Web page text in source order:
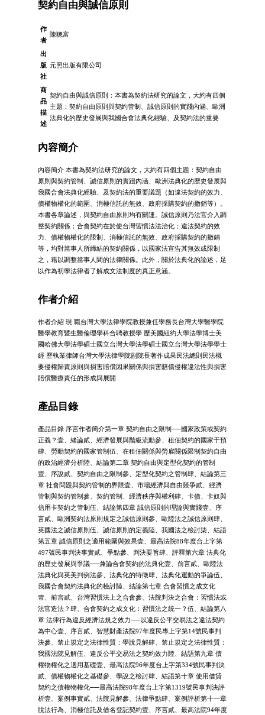
契約自由與誠信原則
作
者
陳聰富
出
版
社
元照出版有限公司
商
品
描
述
契約自由與誠信原則：本書為契約法研究的論文，大約有四個
主題：契約自由原則與契約管制、誠信原則的實踐內涵、歐洲
法典化的歷史發展與我國合會法典化經驗、及契約法的重要
內容簡介
內容簡介 本書為契約法研究的論文，大約有四個主題：契約自由
原則與契約管制、誠信原則的實踐內涵、歐洲法典化的歷史發展與
我國合會法典化經驗、及契約法的重要議題（如違法契約的效力、
債權物權化的範圍、消極信託的無效、政府採購契約的撤銷等）。
本書各章論述，與契約自由原則均有關連。誠信原則乃法官介入調
整契約關係；合會契約在於使台灣習慣法法治化；違法契約的效
力、債權物權化的限制、消極信託的無效、政府採購契約的撤銷
等，均對當事人所締結的契約關係，以國家法宣告其無效或限制
之，藉以調整當事人間的法律關係。此外，關於法典化的論述，足
以作為初學法律者了解成文法制度的真正意涵。
作者介紹
作者介紹 現 職台灣大學法律學院教授兼任學務長台灣大學醫學院
醫學教育暨生醫倫理學科合聘教授學 歷美國紐約大學法學博士美
國哈佛大學法學碩士國立台灣大學法學碩士國立台灣大學法學學士
經 歷執業律師台灣大學法律學院副院長著作成果民法總則民法概
要侵權歸責原則與損害賠償因果關係與損害賠償侵權違法性與損害
賠償醫療責任的形成與展開
產品目錄
產品目錄 序言作者簡介第一章 契約自由之限制──國家政策或契約
正義？壹、緒論貳、經濟發展與階級流動參、租佃契約的國家干預
肆、勞動契約的國家管制伍、在租佃關係與勞雇關係限制契約自由
的政治經濟分析陸、結論第二章 契約自由與定型化契約的管制
壹、序說貳、契約自由之限制參、定型化契約之管制肆、結論第三
章 社會問題與契約管制的界限壹、市場經濟與自由競爭貳、經濟
管制與契約管制參、契約管制、經濟秩序與權利肆、卡債、卡奴與
信用卡契約之管制伍、結論第四章 誠信原則的理論與實踐壹、序
言貳、歐洲契約法原則規定之誠信原則參、歐陸法之誠信原則肆、
英國法之誠信原則伍、誠信原則的定義陸、我國法之檢討柒、結語
第五章 誠信原則之適用範圍與效果壹、最高法院88年度台上字第
497號民事判決事實貳、爭點參、判決要旨肆、評釋第六章 法典化
的歷史發展與爭議──兼論合會契約的法典化壹、前言貳、歐陸法
法典化與英美判例法參、法典化的特徵肆、法典化運動的爭論伍、
我國合會契約法典化的檢討陸、結論第七章 合會習慣之成文化
壹、前言貳、台灣習慣法上之合會參、法院判決之合會：習慣法或
法官造法？肆、合會契約之成文化：習慣法之統一？伍、結論第八
章 法律行為違反經濟法規之效力──以違反公平交易法之違法契約
為中心壹、序言貳、智慧財產法院97年度民專上字第14號民事判
決參、禁止規定之法律性質：學說見解肆、禁止規定之法律性質：
我國法院見解伍、違反公平交易法之契約效力陸、結語第九章 債
權物權化之適用基礎壹、最高法院96年度台上字第334號民事判決
貳、債權物權化之基礎參、學說之檢討肆、結語第十章 使用借貸
契約之債權物權化──最高法院98年度台上字第1319號民事判決評
析壹、案例事實貳、法院見解參、法律爭點肆、案例評析第十一章
脫法行為、消極信託及借名登記契約壹、序言貳、最高法院94年度